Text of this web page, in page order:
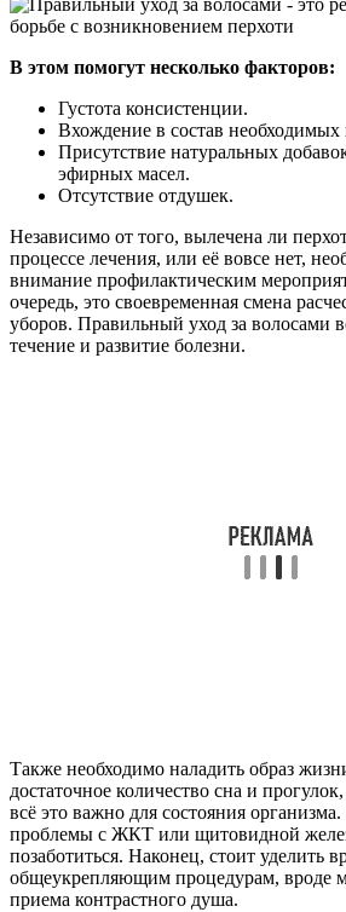
В этом помогут несколько факторов:
Густота консистенции.
Вхождение в состав необходимых
Присутствие натуральных
эфирных масел.
Отсутствие отдушек.
Независимо от того, вылечена ли
процессе лечения, или её вовсе нет,
внимание профилактическим
очередь, это своевременная смена
уборов. Правильный уход за волосами
течение и развитие болезни.
Также необходимо наладить образ
достаточное количество сна и
всё это важно для состояния
проблемы с ЖКТ или щитовидной
позаботиться. Наконец, стоит уделить
общеукрепляющим процедурам, вроде
приема контрастного душа.